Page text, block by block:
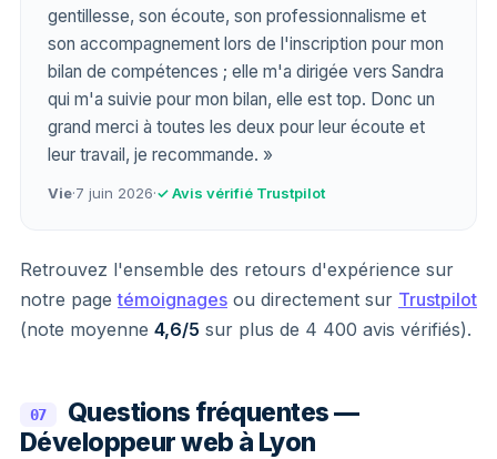
gentillesse, son écoute, son professionnalisme et
son accompagnement lors de l'inscription pour mon
bilan de compétences ; elle m'a dirigée vers Sandra
qui m'a suivie pour mon bilan, elle est top. Donc un
grand merci à toutes les deux pour leur écoute et
leur travail, je recommande. »
Vie·7 juin 2026·✓ Avis vérifié Trustpilot
Retrouvez l'ensemble des retours d'expérience sur
notre pagetémoignages ou directement sur Trustpilot
(note moyenne 4,6/5 sur plus de 4 400 avis vérifiés).
07
Questions fréquentes —
Développeur web à Lyon